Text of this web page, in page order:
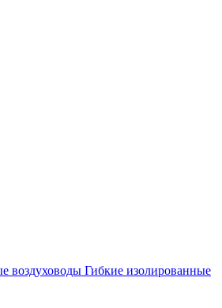
воздуховоды Гибкие изолированные